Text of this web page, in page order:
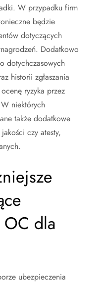
W przypadku firm
będzie
dotyczących
Dodatkowo
dotychczasowych
historii zgłaszania
ryzyka przez
niektórych
także dodatkowe
czy atesty,
dla
ubezpieczenia